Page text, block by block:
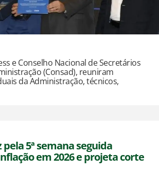
e Conselho Nacional de Secretários
(Consad), reuniram
da Administração, técnicos,
5ª semana seguida
em 2026 e projeta corte